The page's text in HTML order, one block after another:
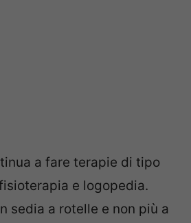
a fare terapie di tipo
e logopedia.
sedia a rotelle e non più a